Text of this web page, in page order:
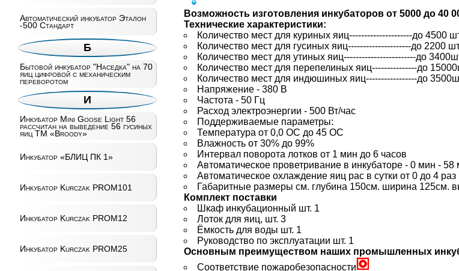
Автоматический инкубатор Эталон
-500 Стандарт
Б
Бытовой инкубатор "Наседка" на 70
яиц цифровой с механическим
переворотом
И
Инкубатор Mini Goose Light 56
рассчитан на выведение 56 гусиных
яиц ТМ «Broody»
Инкубатор «БЛИЦ ПК 1»
Инкубатор Kurczak PROM101
Инкубатор Kurczak PROM12
Инкубатор Kurczak PROM25
Возможность изготовления инкубаторов от 5000 до 40
Технические характеристики:
Количество мест для куриных яиц---------------------до 4500
Количество мест для гусиных яиц---------------------до 2200
Количество мест для утиных яиц------------------------до
Количество мест для перепелиных яиц---------------до
Количество мест для индюшиных яиц-----------------до
Напряжение - 380 В
Частота - 50 Гц
Расход электроэнергии - 500 Вт/час
Поддерживаемые параметры:
Температура от 0,0 ОС до 45 ОС
Влажность от 30% до 99%
Интервал поворота лотков от 1 мин до 6 часов
Автоматическое проветривание в инкубаторе - 0 мин - 58
Автоматическое охлаждение яиц рас в сутки от 0 до 4 раз
Габаритные размеры см. глубина 150см. ширина 125см.
Комплект поставки
Шкаф инкубационный шт. 1
Лоток для яиц, шт. 3
Ёмкость для воды шт. 1
Руководство по эксплуатации шт. 1
Основным преимуществом наших промышленных
Соответствие пожаробезопасности